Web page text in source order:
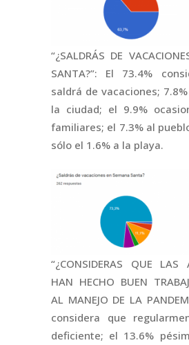
“¿SALDRÁS DE
SANTA?”: El 73.4%
saldrá de vacaciones;
la ciudad; el 9.9%
familiares; el 7.3% al
sólo el 1.6% a la playa.
“¿CONSIDERAS QUE LAS
HAN HECHO BUEN
AL MANEJO DE LA
considera que
deficiente; el 13.6%